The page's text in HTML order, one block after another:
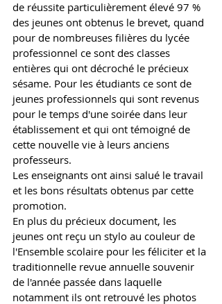
de réussite particulièrement élevé 97 %
des jeunes ont obtenus le brevet, quand
pour de nombreuses filières du lycée
professionnel ce sont des classes
entières qui ont décroché le précieux
sésame. Pour les étudiants ce sont de
jeunes professionnels qui sont revenus
pour le temps d'une soirée dans leur
établissement et qui ont témoigné de
cette nouvelle vie à leurs anciens
professeurs.
Les enseignants ont ainsi salué le travail
et les bons résultats obtenus par cette
promotion.
En plus du précieux document, les
jeunes ont reçu un stylo au couleur de
l'Ensemble scolaire pour les féliciter et la
traditionnelle revue annuelle souvenir
de l'année passée dans laquelle
notamment ils ont retrouvé les photos